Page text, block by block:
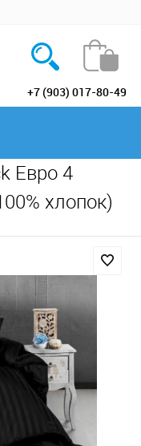
+7 (903) 017-80-49
Евро 4
хлопок)